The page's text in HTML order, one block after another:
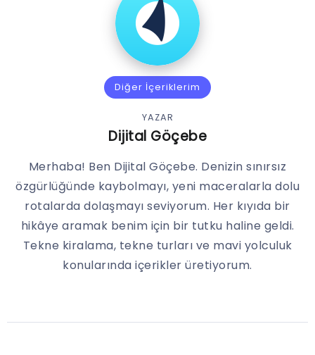
Diğer İçeriklerim
YAZAR
Dijital Göçebe
Merhaba! Ben Dijital Göçebe. Denizin sınırsız
özgürlüğünde kaybolmayı, yeni maceralarla dolu
rotalarda dolaşmayı seviyorum. Her kıyıda bir
hikâye aramak benim için bir tutku haline geldi.
Tekne kiralama, tekne turları ve mavi yolculuk
konularında içerikler üretiyorum.